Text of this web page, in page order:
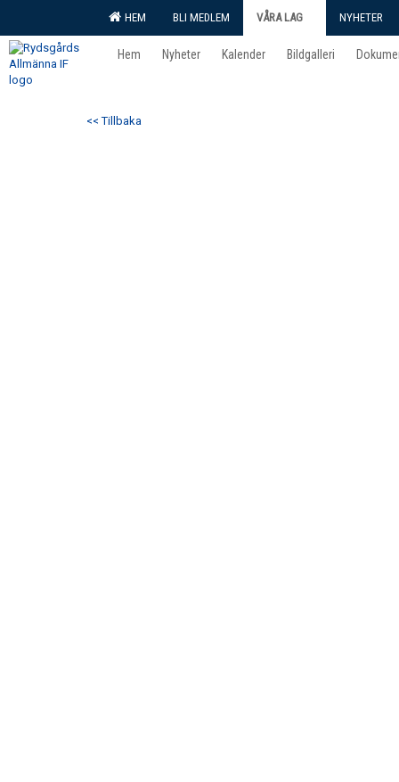
HEM BLI MEDLEM VÅRA LAG NYHETER
Hem Nyheter Kalender Bildgalleri
<< Tillbaka